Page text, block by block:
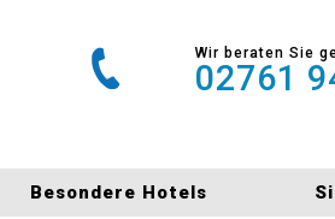
Wir beraten Sie
02761
Besondere Hotels